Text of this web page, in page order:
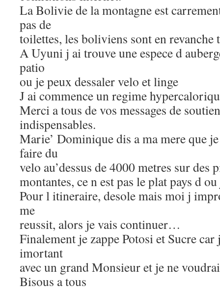
La Bolivie de la montagne est
pas de
toilettes, les boliviens sont en revanche
A Uyuni j ai trouve une espece d
patio
ou je peux dessaler velo et linge
J ai commence un regime
Merci a tous de vos messages de
indispensables.
Marie’ Dominique dis a ma mere que
faire du
velo au’dessus de 4000 metres sur des
montantes, ce n est pas le plat pays d
Pour l itineraire, desole mais moi j
me
reussit, alors je vais continuer…
Finalement je zappe Potosi et Sucre
imortant
avec un grand Monsieur et je ne
Bisous a tous